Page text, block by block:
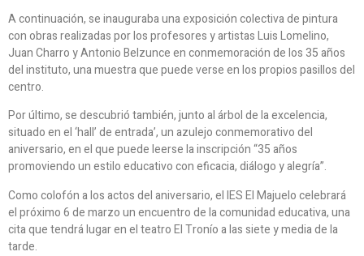
A continuación, se inauguraba una exposición colectiva de pintura
con obras realizadas por los profesores y artistas Luis Lomelino,
Juan Charro y Antonio Belzunce en conmemoración de los 35 años
del instituto, una muestra que puede verse en los propios pasillos del
centro.
Por último, se descubrió también, junto al árbol de la excelencia,
situado en el ‘hall’ de entrada’, un azulejo conmemorativo del
aniversario, en el que puede leerse la inscripción “35 años
promoviendo un estilo educativo con eficacia, diálogo y alegría”.
Como colofón a los actos del aniversario, el IES El Majuelo celebrará
el próximo 6 de marzo un encuentro de la comunidad educativa, una
cita que tendrá lugar en el teatro El Tronío a las siete y media de la
tarde.